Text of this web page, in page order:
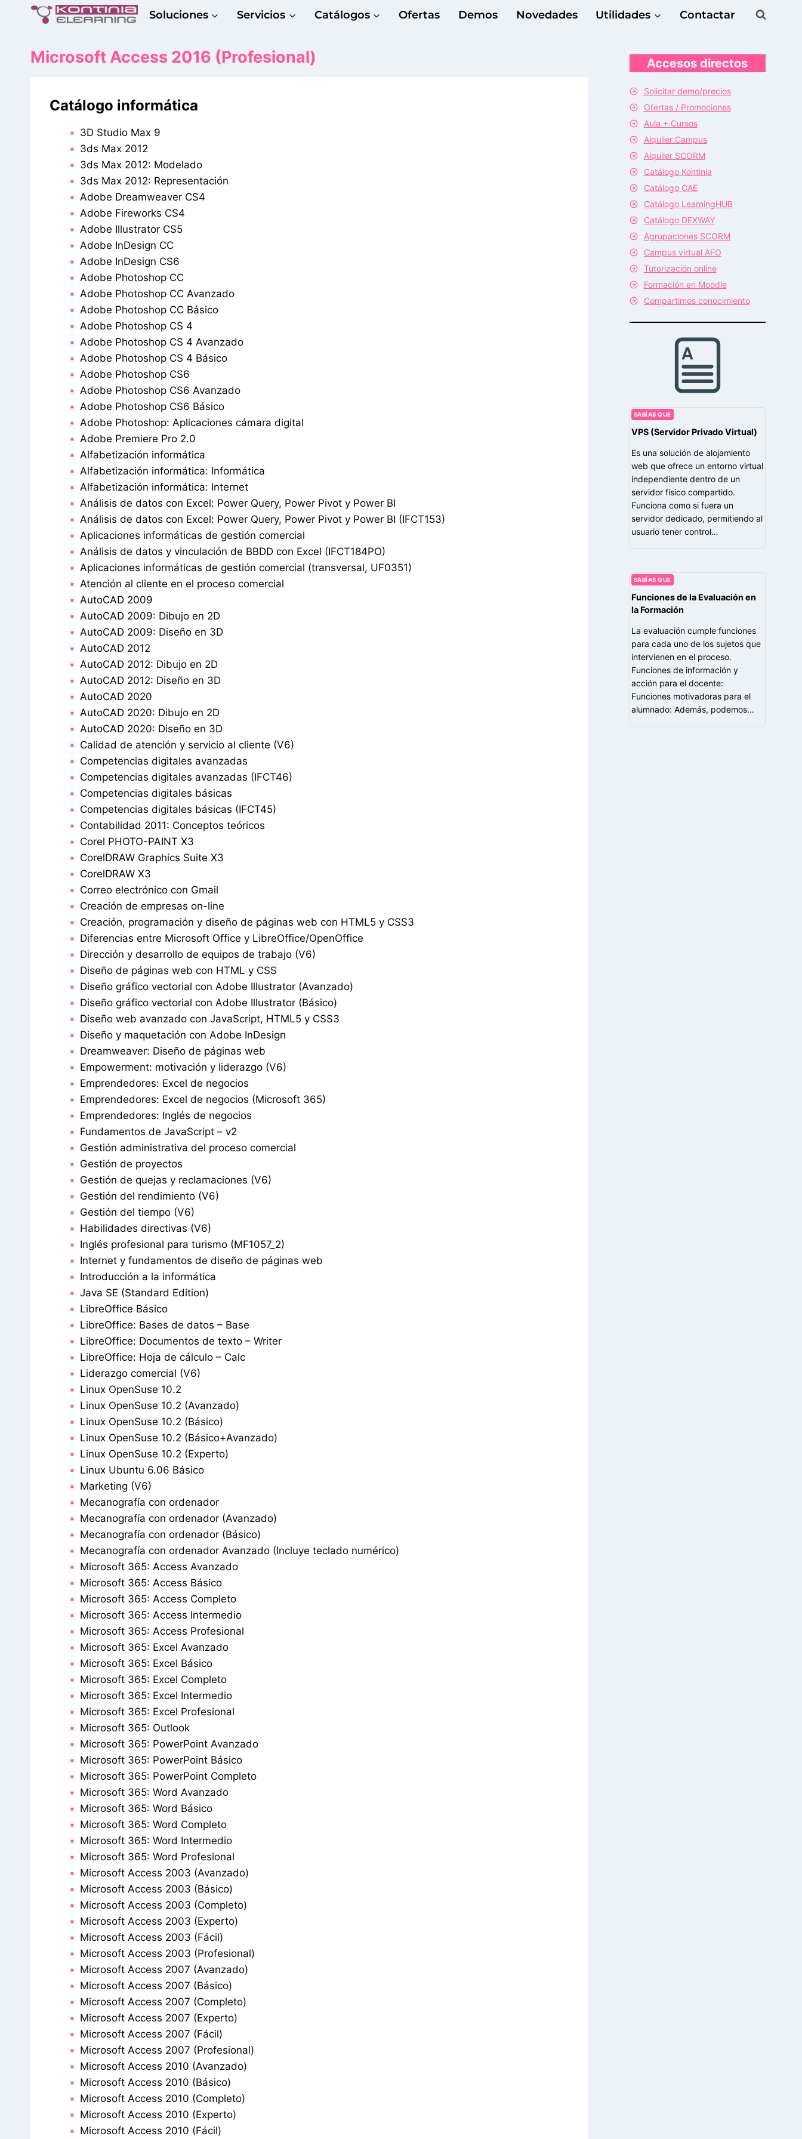
Soluciones Servicios Catálogos Ofertas Demos Novedades Utilidades Contactar
Microsoft Access 2016 (Profesional)
Catálogo informática
3D Studio Max 9
3ds Max 2012
3ds Max 2012: Modelado
3ds Max 2012: Representación
Adobe Dreamweaver CS4
Adobe Fireworks CS4
Adobe Illustrator CS5
Adobe InDesign CC
Adobe InDesign CS6
Adobe Photoshop CC
Adobe Photoshop CC Avanzado
Adobe Photoshop CC Básico
Adobe Photoshop CS 4
Adobe Photoshop CS 4 Avanzado
Adobe Photoshop CS 4 Básico
Adobe Photoshop CS6
Adobe Photoshop CS6 Avanzado
Adobe Photoshop CS6 Básico
Adobe Photoshop: Aplicaciones cámara digital
Adobe Premiere Pro 2.0
Alfabetización informática
Alfabetización informática: Informática
Alfabetización informática: Internet
Análisis de datos con Excel: Power Query, Power Pivot y Power BI
Análisis de datos con Excel: Power Query, Power Pivot y Power BI (IFCT153)
Aplicaciones informáticas de gestión comercial
Análisis de datos y vinculación de BBDD con Excel (IFCT184PO)
Aplicaciones informáticas de gestión comercial (transversal, UF0351)
Atención al cliente en el proceso comercial
AutoCAD 2009
AutoCAD 2009: Dibujo en 2D
AutoCAD 2009: Diseño en 3D
AutoCAD 2012
AutoCAD 2012: Dibujo en 2D
AutoCAD 2012: Diseño en 3D
AutoCAD 2020
AutoCAD 2020: Dibujo en 2D
AutoCAD 2020: Diseño en 3D
Calidad de atención y servicio al cliente (V6)
Competencias digitales avanzadas
Competencias digitales avanzadas (IFCT46)
Competencias digitales básicas
Competencias digitales básicas (IFCT45)
Contabilidad 2011: Conceptos teóricos
Corel PHOTO-PAINT X3
CorelDRAW Graphics Suite X3
CorelDRAW X3
Correo electrónico con Gmail
Creación de empresas on-line
Creación, programación y diseño de páginas web con HTML5 y CSS3
Diferencias entre Microsoft Office y LibreOffice/OpenOffice
Dirección y desarrollo de equipos de trabajo (V6)
Diseño de páginas web con HTML y CSS
Diseño gráfico vectorial con Adobe Illustrator (Avanzado)
Diseño gráfico vectorial con Adobe Illustrator (Básico)
Diseño web avanzado con JavaScript, HTML5 y CSS3
Diseño y maquetación con Adobe InDesign
Dreamweaver: Diseño de páginas web
Empowerment: motivación y liderazgo (V6)
Emprendedores: Excel de negocios
Emprendedores: Excel de negocios (Microsoft 365)
Emprendedores: Inglés de negocios
Fundamentos de JavaScript – v2
Gestión administrativa del proceso comercial
Gestión de proyectos
Gestión de quejas y reclamaciones (V6)
Gestión del rendimiento (V6)
Gestión del tiempo (V6)
Habilidades directivas (V6)
Inglés profesional para turismo (MF1057_2)
Internet y fundamentos de diseño de páginas web
Introducción a la informática
Java SE (Standard Edition)
LibreOffice Básico
LibreOffice: Bases de datos – Base
LibreOffice: Documentos de texto – Writer
LibreOffice: Hoja de cálculo – Calc
Liderazgo comercial (V6)
Linux OpenSuse 10.2
Linux OpenSuse 10.2 (Avanzado)
Linux OpenSuse 10.2 (Básico)
Linux OpenSuse 10.2 (Básico+Avanzado)
Linux OpenSuse 10.2 (Experto)
Linux Ubuntu 6.06 Básico
Marketing (V6)
Mecanografía con ordenador
Mecanografía con ordenador (Avanzado)
Mecanografía con ordenador (Básico)
Mecanografía con ordenador Avanzado (Incluye teclado numérico)
Microsoft 365: Access Avanzado
Microsoft 365: Access Básico
Microsoft 365: Access Completo
Microsoft 365: Access Intermedio
Microsoft 365: Access Profesional
Microsoft 365: Excel Avanzado
Microsoft 365: Excel Básico
Microsoft 365: Excel Completo
Microsoft 365: Excel Intermedio
Microsoft 365: Excel Profesional
Microsoft 365: Outlook
Microsoft 365: PowerPoint Avanzado
Microsoft 365: PowerPoint Básico
Microsoft 365: PowerPoint Completo
Microsoft 365: Word Avanzado
Microsoft 365: Word Básico
Microsoft 365: Word Completo
Microsoft 365: Word Intermedio
Microsoft 365: Word Profesional
Microsoft Access 2003 (Avanzado)
Microsoft Access 2003 (Básico)
Microsoft Access 2003 (Completo)
Microsoft Access 2003 (Experto)
Microsoft Access 2003 (Fácil)
Microsoft Access 2003 (Profesional)
Microsoft Access 2007 (Avanzado)
Microsoft Access 2007 (Básico)
Microsoft Access 2007 (Completo)
Microsoft Access 2007 (Experto)
Microsoft Access 2007 (Fácil)
Microsoft Access 2007 (Profesional)
Microsoft Access 2010 (Avanzado)
Microsoft Access 2010 (Básico)
Microsoft Access 2010 (Completo)
Microsoft Access 2010 (Experto)
Microsoft Access 2010 (Fácil)
Accesos directos
Solicitar demo/precios
Ofertas / Promociones
Aula + Cursos
Alquiler Campus
Alquiler SCORM
Catálogo Kontinia
Catálogo CAE
Catálogo LearningHUB
Catálogo DEXWAY
Agrupaciones SCORM
Campus virtual AFO
Tutorización online
Formación en Moodle
Compartimos conocimiento
SABÍAS QUE
VPS (Servidor Privado Virtual)
Es una solución de alojamiento
web que ofrece un entorno virtual
independiente dentro de un
servidor físico compartido.
Funciona como si fuera un
servidor dedicado, permitiendo al
usuario tener control…
SABÍAS QUE
Funciones de la Evaluación en
la Formación
La evaluación cumple funciones
para cada uno de los sujetos que
intervienen en el proceso.
Funciones de información y
acción para el docente:
Funciones motivadoras para el
alumnado: Además, podemos…